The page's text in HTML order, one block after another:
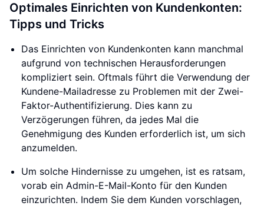
Optimales Einrichten von Kundenkonten:
Tipps und Tricks
Das Einrichten von Kundenkonten kann manchmal
aufgrund von technischen Herausforderungen
kompliziert sein. Oftmals führt die Verwendung der
Kundene-Mailadresse zu Problemen mit der Zwei-
Faktor-Authentifizierung. Dies kann zu
Verzögerungen führen, da jedes Mal die
Genehmigung des Kunden erforderlich ist, um sich
anzumelden.
Um solche Hindernisse zu umgehen, ist es ratsam,
vorab ein Admin-E-Mail-Konto für den Kunden
einzurichten. Indem Sie dem Kunden vorschlagen,